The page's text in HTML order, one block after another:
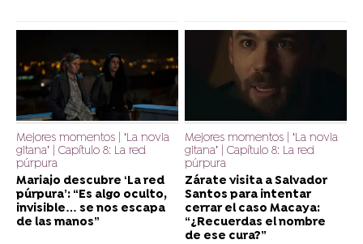
Mejores momentos | ‘La novia
gitana’ | Capítulo 8: La red
púrpura
Mariajo descubre ‘La red
púrpura’: “Es algo oculto,
invisible… se nos escapa
de las manos”
Mejores momentos | ‘La novia
gitana’ | Capítulo 8: La red
púrpura
Zárate visita a Salvador
Santos para intentar
cerrar el caso Macaya:
“¿Recuerdas el nombre
de ese cura?”